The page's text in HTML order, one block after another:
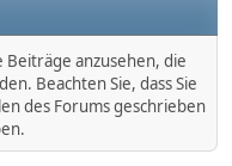
anzusehen, die
Beachten Sie, dass Sie
des Forums geschrieben